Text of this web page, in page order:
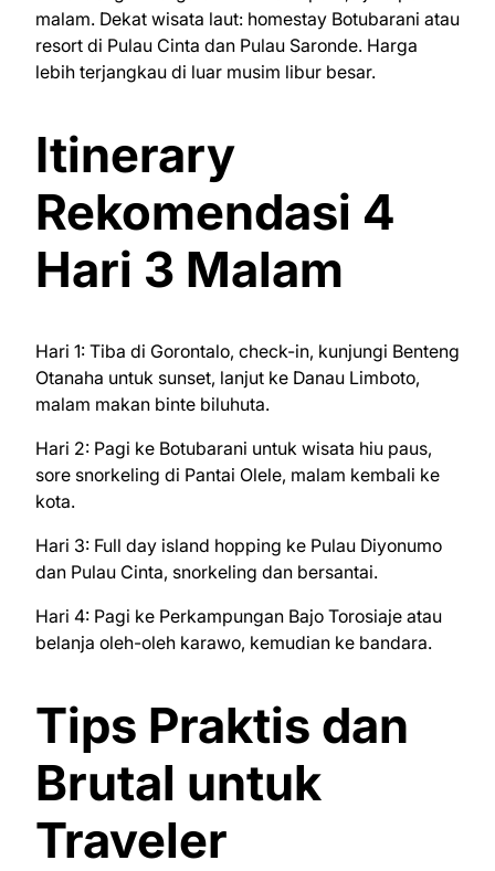
malam. Dekat wisata laut: homestay Botubarani atau
resort di Pulau Cinta dan Pulau Saronde. Harga
lebih terjangkau di luar musim libur besar.
Itinerary
Rekomendasi 4
Hari 3 Malam
Hari 1: Tiba di Gorontalo, check-in, kunjungi Benteng
Otanaha untuk sunset, lanjut ke Danau Limboto,
malam makan binte biluhuta.
Hari 2: Pagi ke Botubarani untuk wisata hiu paus,
sore snorkeling di Pantai Olele, malam kembali ke
kota.
Hari 3: Full day island hopping ke Pulau Diyonumo
dan Pulau Cinta, snorkeling dan bersantai.
Hari 4: Pagi ke Perkampungan Bajo Torosiaje atau
belanja oleh-oleh karawo, kemudian ke bandara.
Tips Praktis dan
Brutal untuk
Traveler